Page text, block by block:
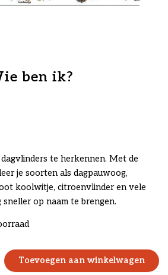
ben ik?
te herkennen. Met de
je soorten als dagpauwoog,
koolwitje, citroenvlinder en vele
op naam te brengen.
Toevoegen aan winkelwagen